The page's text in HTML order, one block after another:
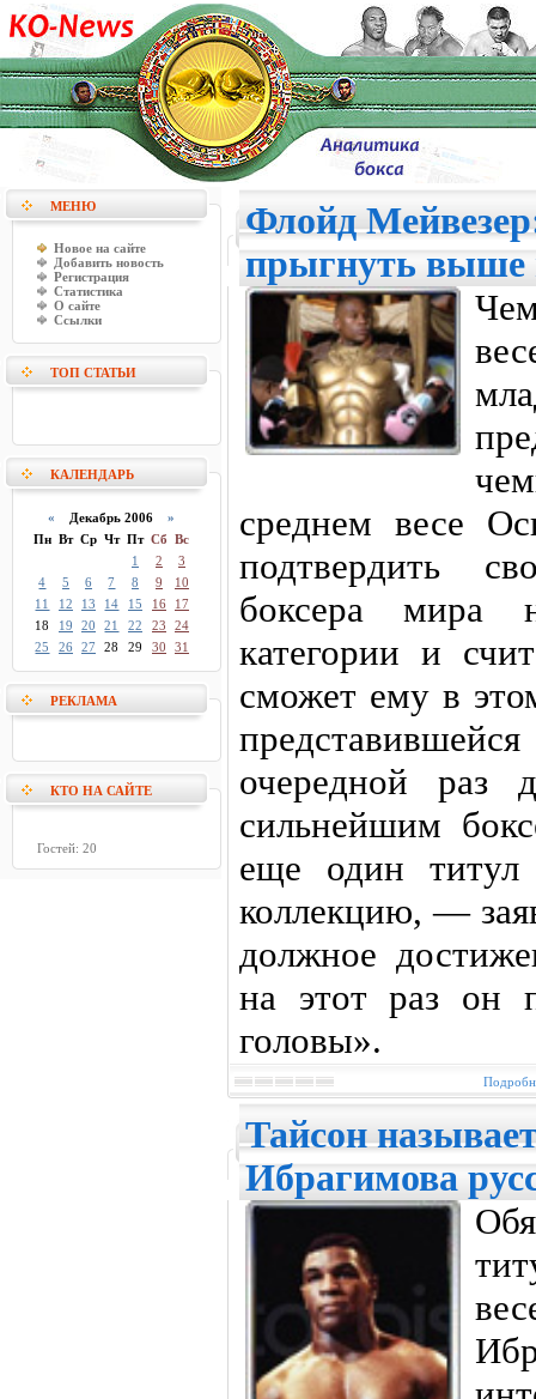
МЕНЮ
Новое на сайте
Добавить новость
Регистрация
Статистика
О сайте
Ссылки
ТОП СТАТЬИ
КАЛЕНДАРЬ
« Декабрь 2006 »
Пн Вт Ср Чт Пт Сб Вс
1
2
3
4
5 6 7 8 9
10
11
12 13 14 15 16
17
18
19 20 21 22 23
24
25
26 27 28 29 30 31
РЕКЛАМА
КТО НА САЙТЕ
Гостей: 20
Флойд
прыгнуть выше
среднем весе
подтвердить
боксера мира
категории и
сможет ему в
очередной раз
сильнейшим
еще один
коллекцию, —
должное
на этот раз он
головы».
Тайсон
Ибрагимова